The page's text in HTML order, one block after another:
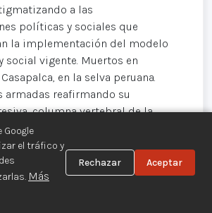
el tráfico y
Más
Rechazar Aceptar
a las
políticas y sociales que
la implementación del modelo
social vigente. Muertos en
en la selva peruana.
armadas reafirmando su
columna vertebral de la
establecido.
que las recomendaciones
por la Comisión de la Verdad
ignoradas, más aún, que